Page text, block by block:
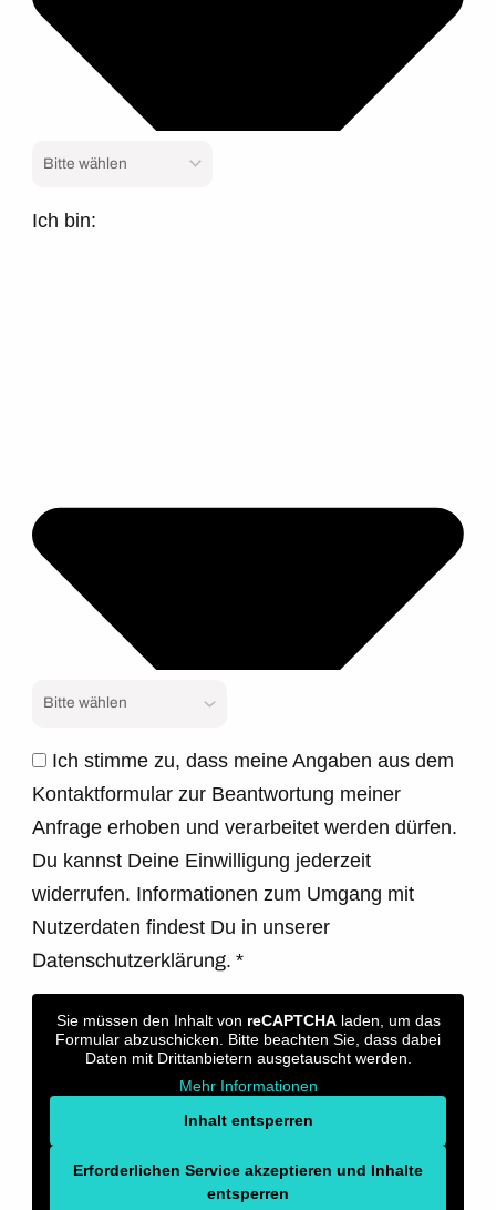
Ich bin:
Ich stimme zu, dass meine Angaben aus dem
Kontaktformular zur Beantwortung meiner
Anfrage erhoben und verarbeitet werden dürfen.
Du kannst Deine Einwilligung jederzeit
widerrufen. Informationen zum Umgang mit
Nutzerdaten findest Du in unserer
Datenschutzerklärung.*
Sie müssen den Inhalt von reCAPTCHAladen, um das
Formular abzuschicken. Bitte beachten Sie, dass dabei
Daten mit Drittanbietern ausgetauscht werden.
Mehr Informationen
Inhalt entsperren
Erforderlichen Service akzeptieren und Inhalte
entsperren